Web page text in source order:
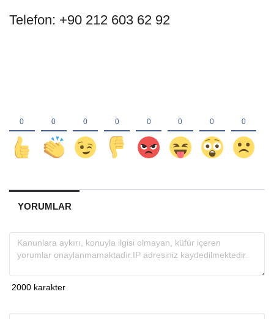
Telefon: +90 212 603 62 92
YORUMLAR